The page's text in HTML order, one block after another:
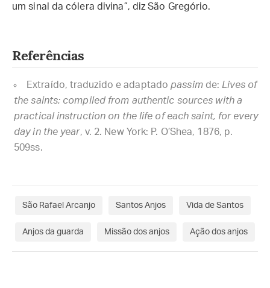
um sinal da cólera divina”, diz São Gregório.
Referências
Extraído, traduzido e adaptadopassimde: Lives of
the saints: compiled from authentic sources with a
practical instruction on the life of each saint, for every
day in the year, v. 2. New York: P. O’Shea, 1876, p.
509ss.
São Rafael Arcanjo Santos Anjos Vida de Santos
Anjos da guarda Missão dos anjos Ação dos anjos